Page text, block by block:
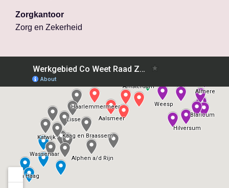
Zorgkantoor
Zorg en Zekerheid